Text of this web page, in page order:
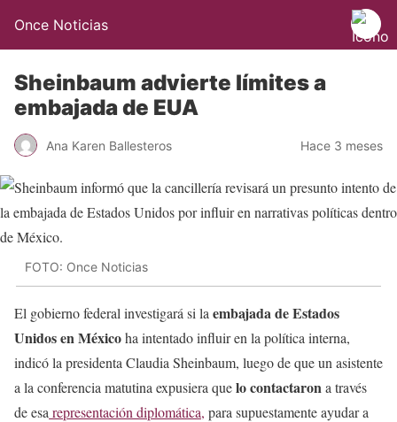
Once Noticias
Sheinbaum advierte límites a
embajada de EUA
Ana Karen Ballesteros Hace 3 meses
FOTO: Once Noticias
El gobierno federal investigará si la embajada de Estados
Unidos en Méxicoha intentado influir en la política interna,
indicó la presidenta Claudia Sheinbaum, luego de que un asistente
a la conferencia matutina expusiera quelo contactarona través
de esa representación diplomática, para supuestamente ayudar a